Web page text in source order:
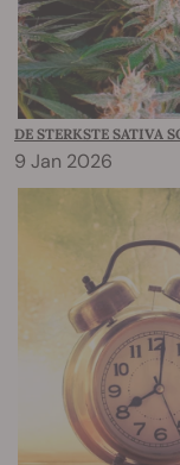
DE STERKSTE SATIVA
9 Jan 2026